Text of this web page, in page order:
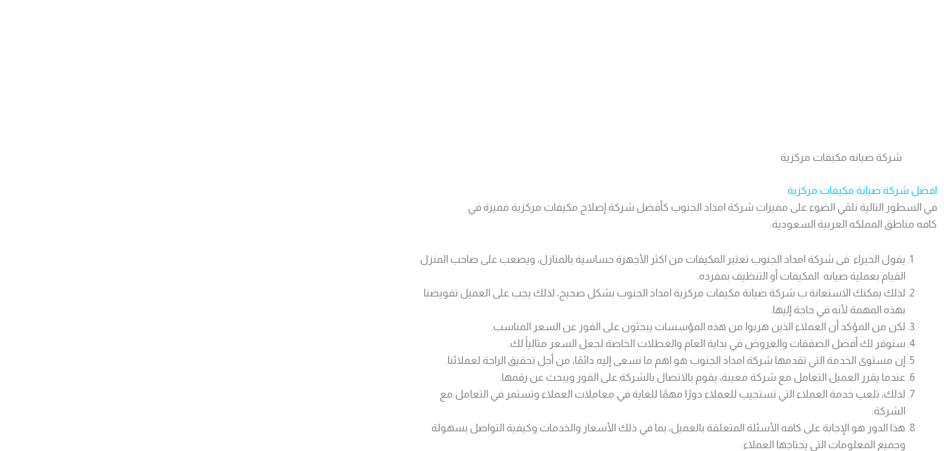
شركة صيانه مكيفات مركزية
افضل شركة صيانة مكيفات مركزية
في السطور التالية نلقي الضوء على مميزات شركة امداد الجنوب كأفضل شركة إصلاح مكيفات مركزية مميزة في
كافه مناطق المملكه العربية السعودية:
يقول الخبراء فى شركة امداد الجنوب تعتبر المكيفات من اكثر الأجهزة حساسية بالمنازل، ويصعب على صاحب المنزل
القيام بعملية صيانه المكيفات أو التنظيف بمفرده.
لذلك يمكنك الاستعانة ب شركة صيانة مكيفات مركزية امداد الجنوب بشكل صحيح، لذلك يجب على العميل تفويضنا
بهذه المهمة لأنه في حاجة إليها.
لكن من المؤكد أن العملاء الذين هربوا من هذه المؤسسات يبحثون على الفور عن السعر المناسب.
سنوفر لك أفضل الصفقات والعروض في بداية العام والعطلات الخاصة لجعل السعر مثالياً لك.
إن مستوى الخدمة التي تقدمها شركة امداد الجنوب هو اهم ما نسعى إليه دائمًا، من أجل تحقيق الراحة لعملائنا.
عندما يقرر العميل التعامل مع شركة معينة، يقوم بالاتصال بالشركة على الفور ويبحث عن رقمها.
لذلك، تلعب خدمة العملاء التي تستجيب للعملاء دورًا مهمًا للغاية في معاملات العملاء وتستمر في التعامل مع
الشركة.
هذا الدور هو الإجابة على كافه الأسئلة المتعلقة بالعميل، بما في ذلك الأسعار والخدمات وكيفية التواصل بسهولة
وجميع المعلومات التي يحتاجها العملاء.